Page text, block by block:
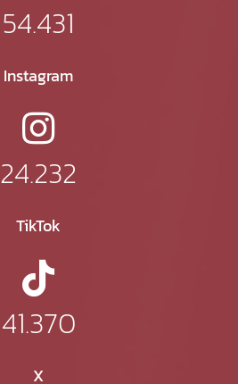
54.431
Instagram
24.232
TikTok
41.370
X